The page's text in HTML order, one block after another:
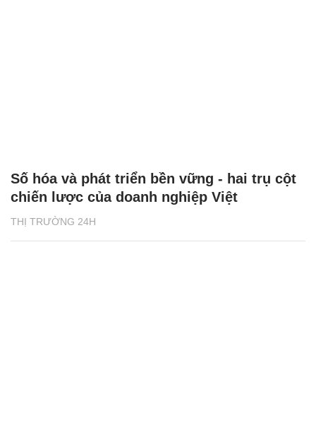
THỊ TRƯỜNG 24H
Số hóa và phát triển bền vững - hai trụ cột
chiến lược của doanh nghiệp Việt